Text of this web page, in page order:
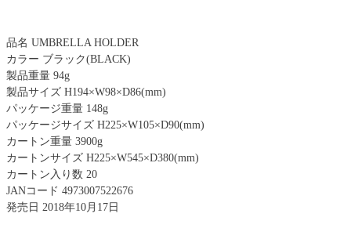
品名 UMBRELLA HOLDER
カラー ブラック(BLACK)
製品重量 94g
製品サイズ H194×W98×D86(mm)
パッケージ重量 148g
パッケージサイズ H225×W105×D90(mm)
カートン重量 3900g
カートンサイズ H225×W545×D380(mm)
カートン入り数 20
JANコード 4973007522676
発売日 2018年10月17日